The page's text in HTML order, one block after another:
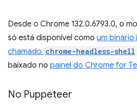
Desde o Chrome 132.0.6793.0, o
só está disponível como um
chamado chrome-headless-shell
baixado no painel do Chrome for
No Puppeteer